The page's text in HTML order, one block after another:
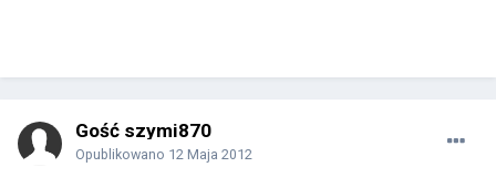
Gość szymi870
Opublikowano 12 Maja 2012